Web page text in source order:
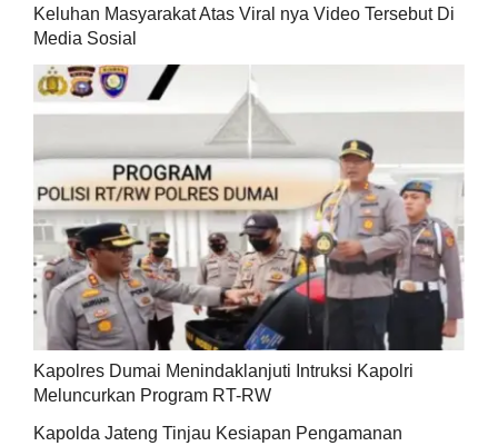
Keluhan Masyarakat Atas Viral nya Video Tersebut Di
Media Sosial
Kapolres Dumai Menindaklanjuti Intruksi Kapolri
Meluncurkan Program RT-RW
Kapolda Jateng Tinjau Kesiapan Pengamanan